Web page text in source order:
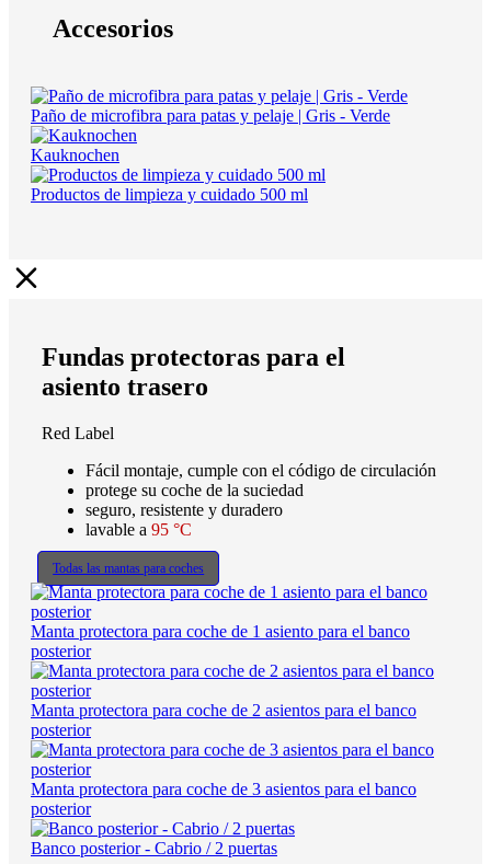
Accesorios
Paño de microfibra para patas y pelaje | Gris - Verde
Kauknochen
Productos de limpieza y cuidado 500 ml
Fundas protectoras para el
asiento trasero
Red Label
Fácil montaje, cumple con el código de circulación
protege su coche de la suciedad
seguro, resistente y duradero
lavable a 95 °C
Todas las mantas para coches
Manta protectora para coche de 1 asiento para el banco
posterior
Manta protectora para coche de 2 asientos para el banco
posterior
Manta protectora para coche de 3 asientos para el banco
posterior
Banco posterior - Cabrio / 2 puertas